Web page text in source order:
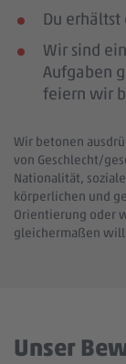
Du
Wir sind
Aufgaben
feiern wir
Wir betonen
von Geschlecht/
Nationalität,
körperlichen und
Orientierung oder
gleichermaßen
Unser